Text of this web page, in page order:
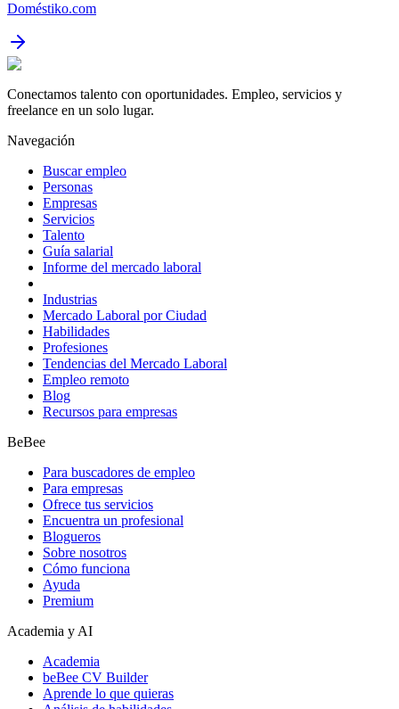
Doméstiko.com
Conectamos talento con oportunidades. Empleo, servicios y
freelance en un solo lugar.
Navegación
Buscar empleo
Personas
Empresas
Servicios
Talento
Guía salarial
Informe del mercado laboral
Industrias
Mercado Laboral por Ciudad
Habilidades
Profesiones
Tendencias del Mercado Laboral
Empleo remoto
Blog
Recursos para empresas
BeBee
Para buscadores de empleo
Para empresas
Ofrece tus servicios
Encuentra un profesional
Blogueros
Sobre nosotros
Cómo funciona
Ayuda
Premium
Academia y AI
Academia
beBee CV Builder
Aprende lo que quieras